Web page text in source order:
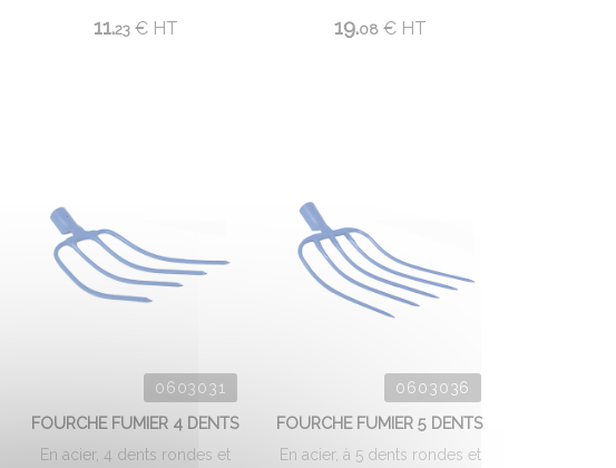
11.23 €HT 19.08 €HT
0603031
FOURCHE FUMIER 4 DENTS
En acier, 4 dents rondes et
0603036
FOURCHE FUMIER 5 DENTS
En acier, à 5 dents rondes et